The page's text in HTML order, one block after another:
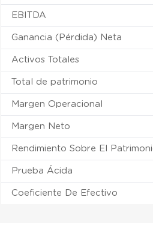
EBITDA
Ganancia (Pérdida) Neta
Activos Totales
Total de patrimonio
Margen Operacional
Margen Neto
Rendimiento Sobre El
Prueba Ácida
Coeficiente De Efectivo